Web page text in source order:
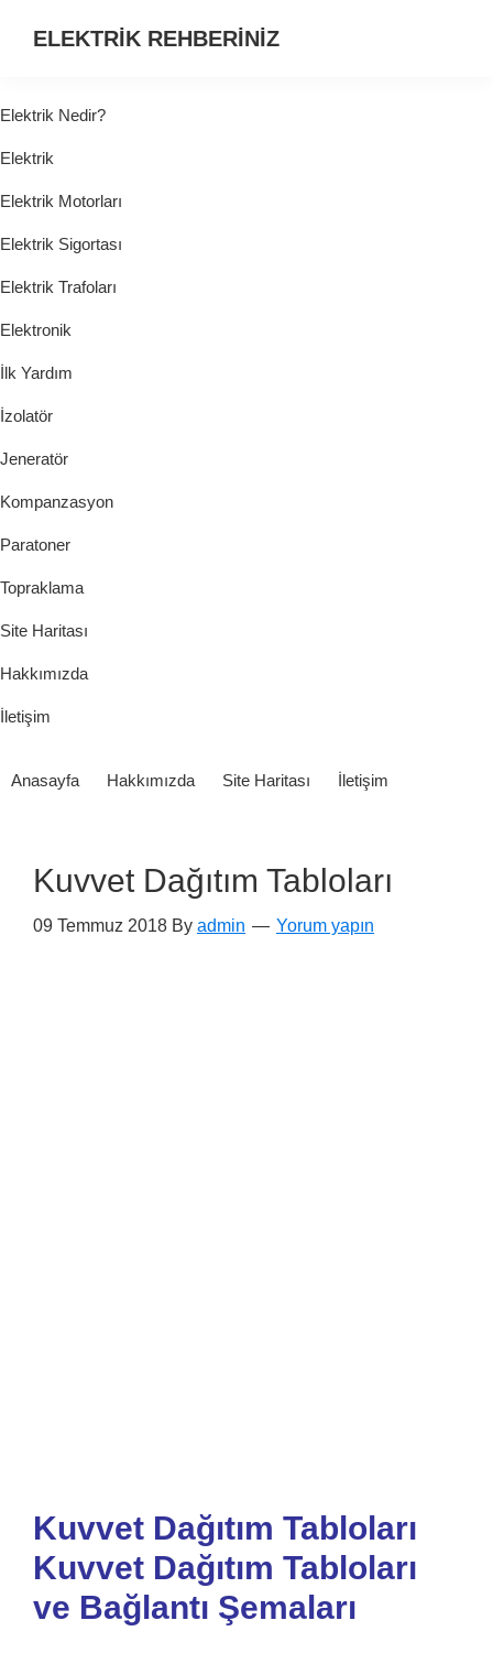
ELEKTRİK REHBERİNİZ
HER
ŞEY...
Elektrik Nedir?
Elektrik
Elektrik Motorları
Elektrik Sigortası
Elektrik Trafoları
Elektronik
İlk Yardım
İzolatör
Jeneratör
Kompanzasyon
Paratoner
Topraklama
Site Haritası
Hakkımızda
İletişim
Anasayfa Hakkımızda Site Haritası İletişim
Kuvvet Dağıtım Tabloları
09 Temmuz 2018 By admin Yorum yapın
Kuvvet Dağıtım Tabloları
Kuvvet Dağıtım Tabloları
ve Bağlantı Şemaları